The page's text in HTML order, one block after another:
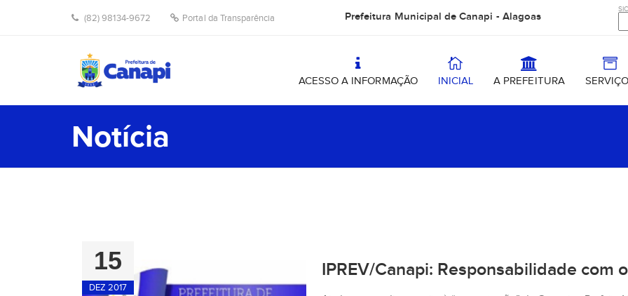
(82) 98134-9672 Portal da Transparência Prefeitura Municipal de Canapi - Alagoas
ACESSO A INFORMAÇÃO INICIAL A PREFEITURA
Notícia
15
DEZ 2017
IPREV/Canapi: Responsabilidade com